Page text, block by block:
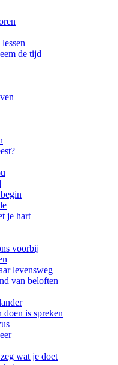
de tijd
je hart
voorbij
levensweg
van beloften
doen is spreken
wat je doet